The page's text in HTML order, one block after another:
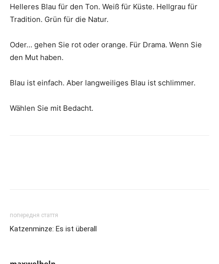
Helleres Blau für den Ton. Weiß für Küste. Hellgrau für
Tradition. Grün für die Natur.
Oder… gehen Sie rot oder orange. Für Drama. Wenn Sie
den Mut haben.
Blau ist einfach. Aber langweiliges Blau ist schlimmer.
Wählen Sie mit Bedacht.
попередня стаття
Katzenminze: Es ist überall